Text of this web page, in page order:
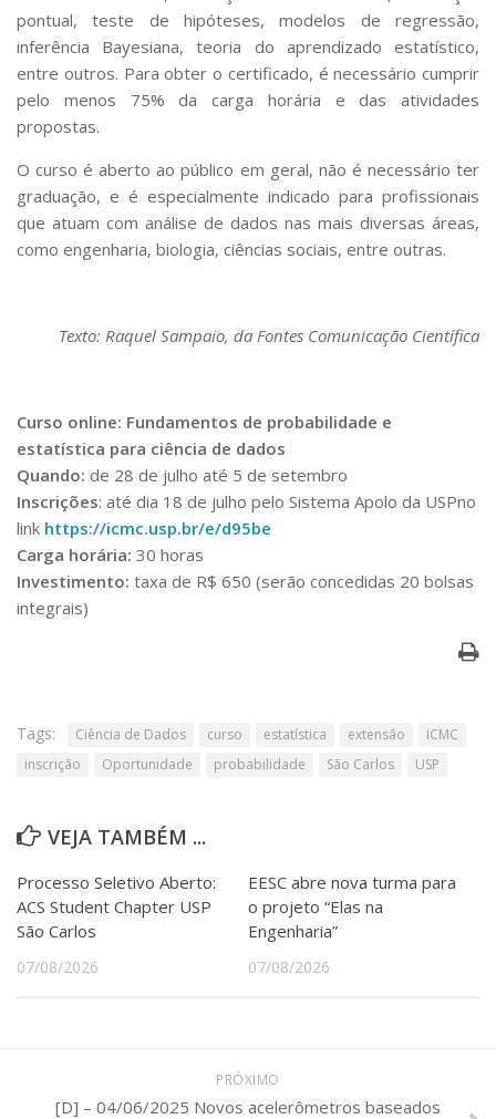
pontual, teste de hipóteses, modelos de regressão,
inferência Bayesiana, teoria do aprendizado estatístico,
entre outros. Para obter o certificado, é necessário cumprir
pelo menos 75% da carga horária e das atividades
propostas.
O curso é aberto ao público em geral, não é necessário ter
graduação, e é especialmente indicado para profissionais
que atuam com análise de dados nas mais diversas áreas,
como engenharia, biologia, ciências sociais, entre outras.
Texto: Raquel Sampaio, da Fontes Comunicação Científica
Curso online: Fundamentos de probabilidade e
estatística para ciência de dados
Quando: de 28 de julho até 5 de setembro
Inscrições: até dia 18 de julho pelo Sistema Apolo da USPno
link https://icmc.usp.br/e/d95be
Carga horária: 30 horas
Investimento: taxa de R$ 650 (serão concedidas 20 bolsas
integrais)
Tags: Ciência de Dados curso estatística extensão
ICMC
inscrição
Oportunidade probabilidade São Carlos USP
VEJA TAMBÉM ...
Processo Seletivo Aberto:
ACS Student Chapter USP
São Carlos
07/08/2026
EESC abre nova turma para
o projeto “Elas na
Engenharia”
07/08/2026
PRÓXIMO
[D] – 04/06/2025 Novos acelerômetros baseados